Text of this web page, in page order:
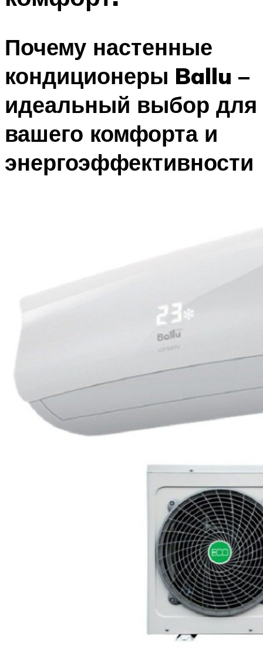
Почему настенные
кондиционеры Ballu –
идеальный выбор для
вашего комфорта и
энергоэффективности